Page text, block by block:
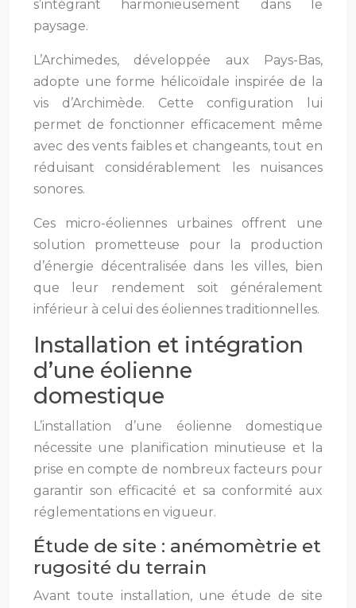
s’intégrant harmonieusement dans le
paysage.
L’Archimedes, développée aux Pays-Bas,
adopte une forme hélicoïdale inspirée de la
vis d’Archimède. Cette configuration lui
permet de fonctionner efficacement même
avec des vents faibles et changeants, tout en
réduisant considérablement les nuisances
sonores.
Ces micro-éoliennes urbaines offrent une
solution prometteuse pour la production
d’énergie décentralisée dans les villes, bien
que leur rendement soit généralement
inférieur à celui des éoliennes traditionnelles.
Installation et intégration
d’une éolienne
domestique
L’installation d’une éolienne domestique
nécessite une planification minutieuse et la
prise en compte de nombreux facteurs pour
garantir son efficacité et sa conformité aux
réglementations en vigueur.
Étude de site : anémomètrie et
rugosité du terrain
Avant toute installation, une étude de site